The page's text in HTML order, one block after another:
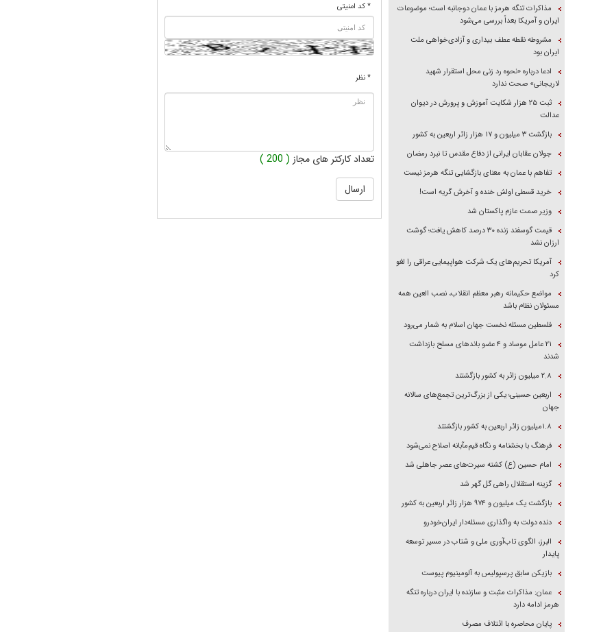
* کد امنیتی
* نظر
تعداد کارکتر های مجاز ( 200 )
مذاکرات تنگه هرمز با عمان دوجانبه است؛ موضوعات
ایران و آمریکا بعداً بررسی می‌شود
مشروطه نقطه عطف بیداری و آزادی‌خواهی ملت
ایران بود
ادعا درباره «نحوه رد زنی محل استقرار شهید
لاریجانی» صحت ندارد
ثبت ۲۵ هزار شکایت آموزش و پرورش در دیوان
عدالت
بازگشت ۳ میلیون و ۱۷ هزار زائر اربعین به کشور
جولان عقابان ایرانی از دفاع مقدس تا نبرد رمضان
تفاهم با عمان به معنای بازگشایی تنگه هرمز نیست
خرید قسطی اولش خنده و آخرش گریه است!
وزیر صمت عازم پاکستان شد
قیمت گوسفند زنده ۳۰ درصد کاهش یافت؛ گوشت
ارزان نشد
آمریکا تحریم‌های یک شرکت هواپیمایی عراقی را لغو
کرد
مواضع حکیمانه رهبر معظم انقلاب، نصب العین همه
مسئولان نظام باشد
فلسطین مسئله نخست جهان اسلام به شمار می‌رود
۲۱ عامل موساد و ۴ عضو باند‌های مسلح بازداشت
شدند
۲.۸ میلیون زائر به کشور بازگشتند
اربعین حسینی؛ یکی از بزرگ‌ترین تجمع‌های سالانه
جهان
۱.۸میلیون زائر اربعین به کشور بازگشتند
فرهنگ با بخشنامه و نگاه قیم‌مآبانه اصلاح نمی‌شود
امام حسین (ع) کشته سیرت‌های عصر جاهلی شد
گزینه استقلال راهی گل گهر شد
بازگشت یک میلیون و ۹۷۴ هزار زائر اربعین به کشور
دنده دولت به واگذاری مسئله‌دار ایران‌خودرو
البرز، الگوی تاب‌آوری ملی و شتاب در مسیر توسعه
پایدار
بازیکن سابق پرسپولیس به آلومینیوم پیوست
عمان: مذاکرات مثبت و سازنده با ایران درباره تنگه
هرمز ادامه دارد
پایان محاصره با ائتلاف مصرف